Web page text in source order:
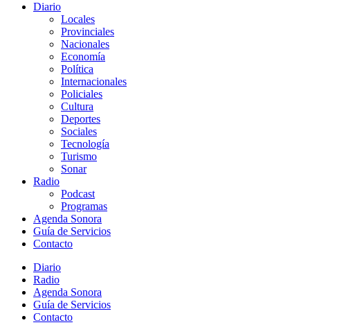
Diario
Locales
Provinciales
Nacionales
Economía
Política
Internacionales
Policiales
Cultura
Deportes
Sociales
Tecnología
Turismo
Sonar
Radio
Podcast
Programas
Agenda Sonora
Guía de Servicios
Contacto
Diario
Radio
Agenda Sonora
Guía de Servicios
Contacto